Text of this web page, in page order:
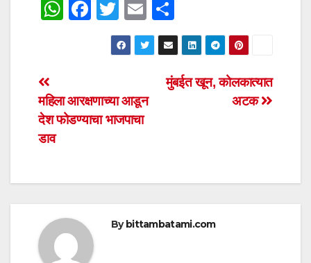
W
A
p
F
b
o
T
wi
tt
E
m
ail
h
ar
e
Post
navigation
मुंबईत खून, कोलकात्यात
अटक
महिला आरक्षणाच्या आडून
देश फोडण्याचा भाजपाचा
डाव
By bittambatami.com